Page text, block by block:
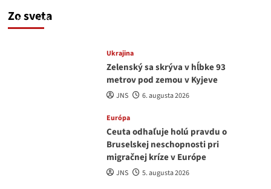
Zo sveta
JNS
Ukrajina
Zelenský sa skrýva v hĺbke 93
metrov pod zemou v Kyjeve
JNS 6. augusta 2026
Európa
Ceuta odhaľuje holú pravdu o
Bruselskej neschopnosti pri
migračnej kríze v Európe
JNS 5. augusta 2026